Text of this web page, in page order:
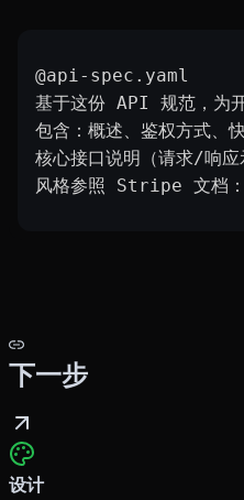
@api-spec.yaml
基于这份 API 规范，为开
包含：概述、鉴权方式、
核心接口说明（请求/响应
风格参照 Stripe 文档：
下一步
设计